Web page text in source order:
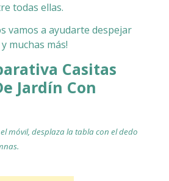
todas ellas.
vamos a ayudarte despejar
muchas más!
Casitas
Jardín Con
móvil, desplaza la tabla con el dedo